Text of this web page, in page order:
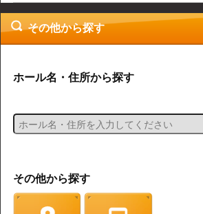
その他から探す
ホール名・住所から探す
その他から探す